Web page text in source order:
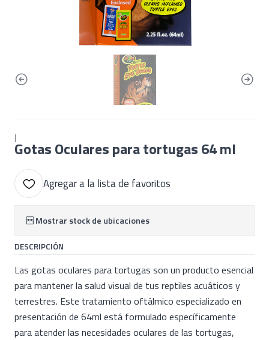
|
Gotas Oculares para tortugas 64 ml
Agregar a la lista de favoritos
Mostrar stock de ubicaciones
DESCRIPCIÓN
Las gotas oculares para tortugas son un producto esencial
para mantener la salud visual de tus reptiles acuáticos y
terrestres. Este tratamiento oftálmico especializado en
presentación de 64ml está formulado específicamente
para atender las necesidades oculares de las tortugas,